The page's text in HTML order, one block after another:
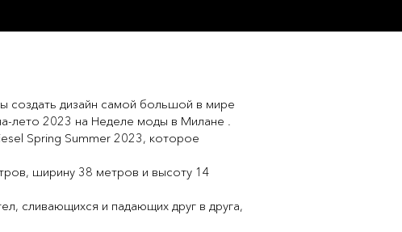
создать дизайн самой большой в мире
лето 2023 на Неделе моды в Милане .
Spring Summer 2023, которое
ширину 38 метров и высоту 14
сливающихся и падающих друг в друга,